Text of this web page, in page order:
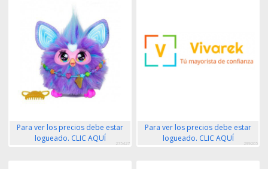
Para ver los precios debe estar
logueado. CLIC AQUÍ
275427
Para ver los precios debe estar
logueado. CLIC AQUÍ
299205